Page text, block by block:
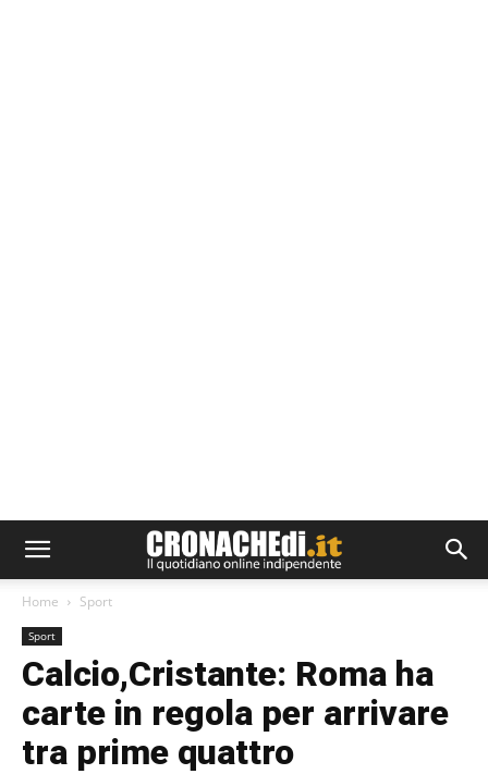
Home Sport
Sport
Calcio,Cristante: Roma ha
carte in regola per arrivare
tra prime quattro